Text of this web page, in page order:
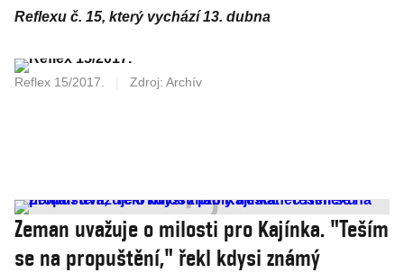
Reflexu č. 15, který vychází 13. dubna
Reflex 15/2017. Zdroj: Archív
Zeman uvažuje o milosti pro Kajínka. "Teším
se na propuštění," řekl kdysi známý